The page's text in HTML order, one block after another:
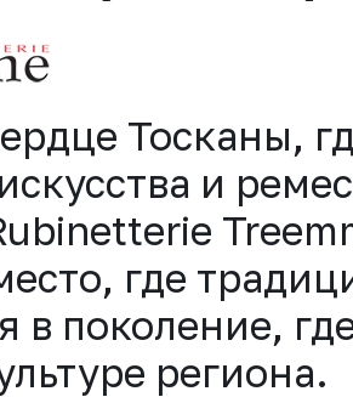
Тосканы,
и
где
в поколение,
региона.